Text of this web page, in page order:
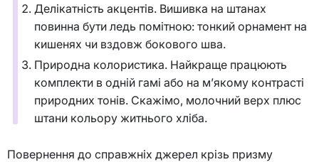
Делікатність акцентів. Вишивка на штанах
повинна бути ледь помітною: тонкий орнамент на
кишенях чи вздовж бокового шва.
Природна колористика. Найкраще працюють
комплекти в одній гамі або на м’якому контрасті
природних тонів. Скажімо, молочний верх плюс
штани кольору житнього хліба.
Повернення до справжніх джерел крізь призму